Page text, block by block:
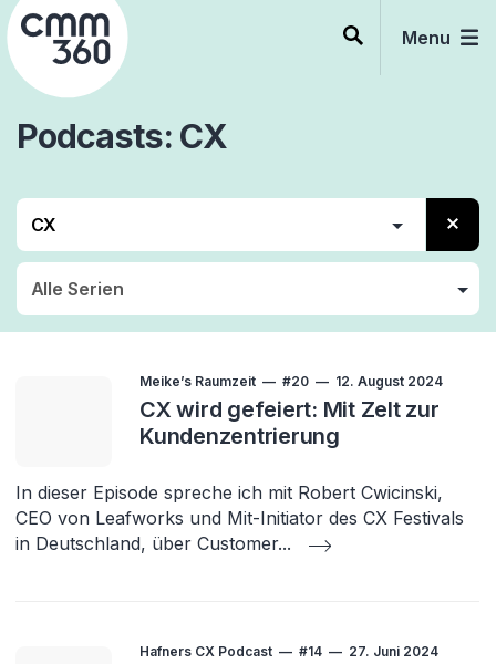
Skip
to
content
Menu
Podcasts CX
Customer Service CX
Meike’s Raumzeit #20 12. August 2024
CX wird gefeiert: Mit Zelt zur
Kundenzentrierung
In dieser Episode spreche ich mit Robert Cwicinski,
CEO von Leafworks und Mit-Initiator des CX Festivals
in Deutschland, über Customer...
Hafners CX Podcast #14 27. Juni 2024